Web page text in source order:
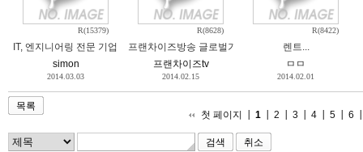
R(15379)
IT, 엔지니어링 전문 기업 MK Tech에서 사업확장에 따라 아래와 같이 역량있는 인
simon
2014.03.03
R(8628)
프랜차이즈방송 글로벌기자단 모집
프랜차이즈tv
2014.02.15
R(8422)
렌트...
ㅁㅁ
2014.02.01
목록
첫 페이지 1 2 3 4 5 6
취소